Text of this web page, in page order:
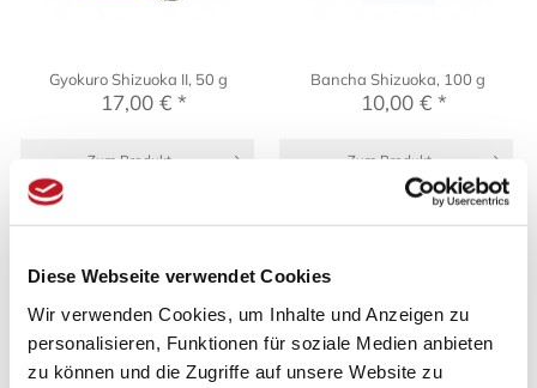
Diese Webseite verwendet Cookies
Wir verwenden Cookies, um Inhalte und Anzeigen zu
personalisieren, Funktionen für soziale Medien anbieten
zu können und die Zugriffe auf unsere Website zu
Gyokuro Shizuoka II, 50 g
17,00 € *
Zum Produkt
Bancha Shizuoka, 100 g
10,00 € *
Zum Produkt